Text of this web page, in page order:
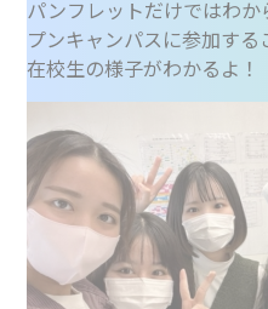
パンフレットだけではわ
プンキャンパスに参加す
在校生の様子がわかるよ！